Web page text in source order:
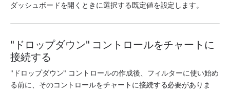
ダッシュボードを開くときに選択する既定値を設定します。
"ドロップダウン" コントロールをチャートに
接続する
"ドロップダウン" コントロールの作成後、フィルターに使い始め
る前に、そのコントロールをチャートに接続する必要がありま